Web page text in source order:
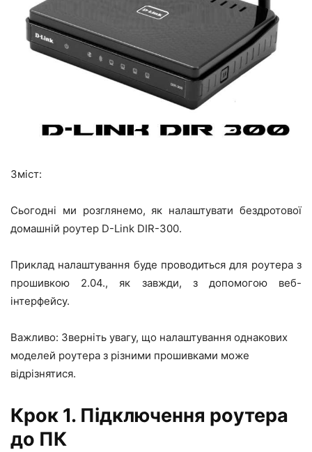
Зміст:
Сьогодні ми розглянемо, як налаштувати бездротової
домашній роутер D-Link DIR-300.
Приклад налаштування буде проводиться для роутера з
прошивкою 2.04., як завжди, з допомогою веб-
інтерфейсу.
Важливо: Зверніть увагу, що налаштування однакових
моделей роутера з різними прошивками може
відрізнятися.
Крок 1. Підключення роутера
до ПК